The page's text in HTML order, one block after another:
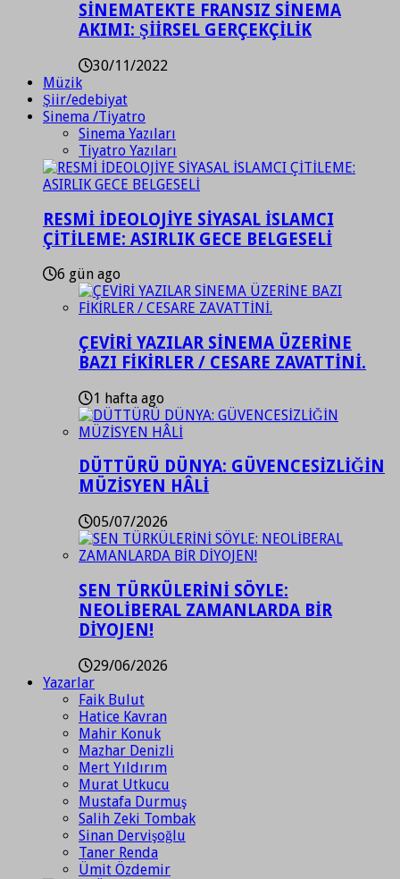
SİNEMATEKTE FRANSIZ SİNEMA
AKIMI: ŞİİRSEL GERÇEKÇİLİK
30/11/2022
Müzik
Şiir/edebiyat
Sinema /Tiyatro
Sinema Yazıları
Tiyatro Yazıları
RESMİ İDEOLOJİYE SİYASAL İSLAMCI
ÇİTİLEME: ASIRLIK GECE BELGESELİ
6 gün ago
ÇEVİRİ YAZILAR SİNEMA ÜZERİNE
BAZI FİKİRLER / CESARE ZAVATTİNİ.
1 hafta ago
DÜTTÜRÜ DÜNYA: GÜVENCESİZLİĞİN
MÜZİSYEN HÂLİ
05/07/2026
SEN TÜRKÜLERİNİ SÖYLE:
NEOLİBERAL ZAMANLARDA BİR
DİYOJEN!
29/06/2026
Yazarlar
Faik Bulut
Hatice Kavran
Mahir Konuk
Mazhar Denizli
Mert Yıldırım
Murat Utkucu
Mustafa Durmuş
Salih Zeki Tombak
Sinan Dervişoğlu
Taner Renda
Ümit Özdemir